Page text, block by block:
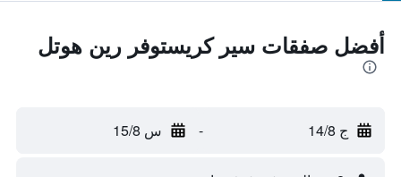
أفضل صفقات سير كريستوفر رين هوتل
ج 14/8 - س 15/8